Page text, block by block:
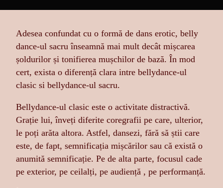
Adesea confundat cu o formă de dans erotic, belly
dance-ul sacru înseamnă mai mult decât mișcarea
șoldurilor și tonifierea mușchilor de bază. În mod
cert, exista o diferență clara intre bellydance-ul
clasic si bellydance-ul sacru.
Bellydance-ul clasic este o activitate distractivă.
Grație lui, înveți diferite coregrafii pe care, ulterior,
le poți arăta altora. Astfel, dansezi, fără să știi care
este, de fapt, semnificația mișcărilor sau că există o
anumită semnificație. Pe de alta parte, focusul cade
pe exterior, pe ceilalți, pe audiență , pe performanță.